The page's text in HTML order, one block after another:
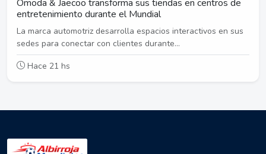
Omoda & Jaecoo transforma sus tiendas en centros de
entretenimiento durante el Mundial
La marca automotriz desarrolla espacios interactivos en sus
sedes para conectar con clientes durante...
Hace 21 hs